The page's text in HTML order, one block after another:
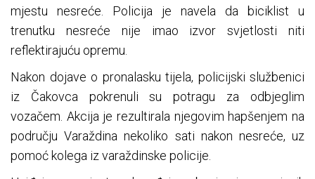
mjestu nesreće. Policija je navela da biciklist u
trenutku nesreće nije imao izvor svjetlosti niti
reflektirajuću opremu.
Nakon dojave o pronalasku tijela, policijski službenici
iz Čakovca pokrenuli su potragu za odbjeglim
vozačem. Akcija je rezultirala njegovim hapšenjem na
području Varaždina nekoliko sati nakon nesreće, uz
pomoć kolega iz varaždinske policije.